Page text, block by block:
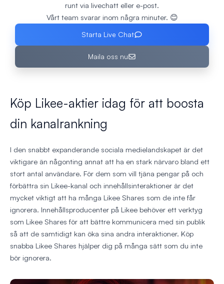
runt via livechatt eller e-post.
Vårt team svarar inom några minuter. 😊
Starta Live Chat
Maila oss nu
Köp Likee-aktier idag för att boosta
din kanalrankning
I den snabbt expanderande sociala medielandskapet är det
viktigare än någonting annat att ha en stark närvaro bland ett
stort antal användare. För dem som vill tjäna pengar på och
förbättra sin Likee-kanal och innehållsinteraktioner är det
mycket viktigt att ha många Likee Shares som de inte får
ignorera. Innehållsproducenter på Likee behöver ett verktyg
som Likee Shares för att bättre kommunicera med sin publik
så att de samtidigt kan öka sina andra interaktioner. Köp
snabba Likee Shares hjälper dig på många sätt som du inte
bör ignorera.